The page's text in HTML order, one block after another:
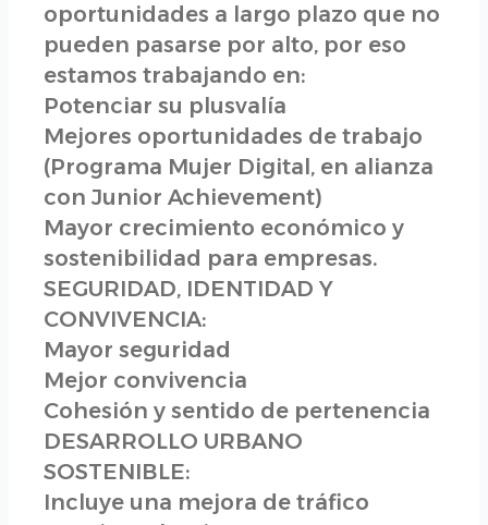
oportunidades a largo plazo que no
pueden pasarse por alto, por eso
estamos trabajando en:
Potenciar su plusvalía
Mejores oportunidades de trabajo
(Programa Mujer Digital, en alianza
con Junior Achievement)
Mayor crecimiento económico y
sostenibilidad para empresas.
SEGURIDAD, IDENTIDAD Y
CONVIVENCIA:
Mayor seguridad
Mejor convivencia
Cohesión y sentido de pertenencia
DESARROLLO URBANO
SOSTENIBLE:
Incluye una mejora de tráfico